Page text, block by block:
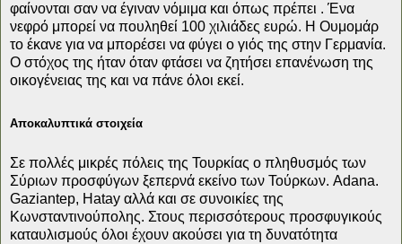
φαίνονται σαν να έγιναν νόμιμα και όπως πρέπει . Ένα
νεφρό μπορεί να πουληθεί 100 χιλιάδες ευρώ. Η Ουμομάρ
το έκανε για να μπορέσει να φύγει ο γιός της στην Γερμανία.
Ο στόχος της ήταν όταν φτάσει να ζητήσει επανένωση της
οικογένειας της και να πάνε όλοι εκεί.
Αποκαλυπτικά στοιχεία
Σε πολλές μικρές πόλεις της Τουρκίας ο πληθυσμός των
Σύριων προσφύγων ξεπερνά εκείνο των Τούρκων. Adana.
Gaziantep, Hatay αλλά και σε συνοικίες της
Κωνσταντινούπολης. Στους περισσότερους προσφυγικούς
καταυλισμούς όλοι έχουν ακούσει για τη δυνατότητα